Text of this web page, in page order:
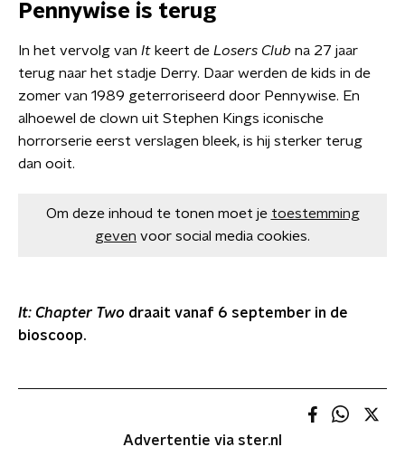
Pennywise is terug
In het vervolg van It keert de Losers Club na 27 jaar
terug naar het stadje Derry. Daar werden de kids in de
zomer van 1989 geterroriseerd door Pennywise. En
alhoewel de clown uit Stephen Kings iconische
horrorserie eerst verslagen bleek, is hij sterker terug
dan ooit.
Om deze inhoud te tonen moet je toestemming
geven voor social media cookies.
It: Chapter Two draait vanaf 6 september in de
bioscoop.
Advertentie via ster.nl